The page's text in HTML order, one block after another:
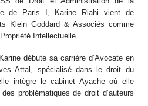
de Paris I, Karine Riahi vient de
Klein Goddard & Associés comme
Intellectuelle.
débute sa carrière d’Avocate en
Attal, spécialisé dans le droit du
intègre le cabinet Ayache où elle
problématiques de droit d’auteurs